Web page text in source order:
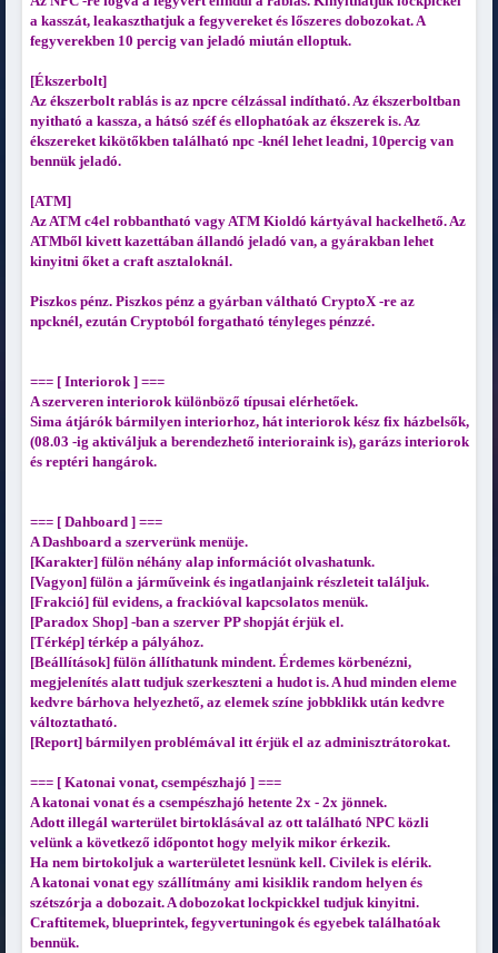
a kasszát, leakaszthatjuk a fegyvereket és lőszeres dobozokat. A
fegyverekben 10 percig van jeladó miután elloptuk.
[Ékszerbolt]
Az ékszerbolt rablás is az npcre célzással indítható. Az ékszerboltban
nyitható a kassza, a hátsó széf és ellophatóak az ékszerek is. Az
ékszereket kikötőkben található npc -knél lehet leadni, 10percig van
bennük jeladó.
[ATM]
Az ATM c4el robbantható vagy ATM Kioldó kártyával hackelhető. Az
ATMből kivett kazettában állandó jeladó van, a gyárakban lehet
kinyitni őket a craft asztaloknál.
Piszkos pénz. Piszkos pénz a gyárban váltható CryptoX -re az
npcknél, ezután Cryptoból forgatható tényleges pénzzé.
=== [ Interiorok ] ===
A szerveren interiorok különböző típusai elérhetőek.
Sima átjárók bármilyen interiorhoz, hát interiorok kész fix házbelsők,
(08.03 -ig aktiváljuk a berendezhető interioraink is), garázs interiorok
és reptéri hangárok.
=== [ Dahboard ] ===
A Dashboard a szerverünk menüje.
[Karakter] fülön néhány alap információt olvashatunk.
[Vagyon] fülön a járműveink és ingatlanjaink részleteit találjuk.
[Frakció] fül evidens, a frackióval kapcsolatos menük.
[Paradox Shop] -ban a szerver PP shopját érjük el.
[Térkép] térkép a pályához.
[Beállítások] fülön állíthatunk mindent. Érdemes körbenézni,
megjelenítés alatt tudjuk szerkeszteni a hudot is. A hud minden eleme
kedvre bárhova helyezhető, az elemek színe jobbklikk után kedvre
változtatható.
[Report] bármilyen problémával itt érjük el az adminisztrátorokat.
=== [ Katonai vonat, csempészhajó ] ===
A katonai vonat és a csempészhajó hetente 2x - 2x jönnek.
Adott illegál warterület birtoklásával az ott található NPC közli
velünk a következő időpontot hogy melyik mikor érkezik.
Ha nem birtokoljuk a warterületet lesnünk kell. Civilek is elérik.
A katonai vonat egy szállítmány ami kisiklik random helyen és
szétszórja a dobozait. A dobozokat lockpickkel tudjuk kinyitni.
Craftitemek, blueprintek, fegyvertuningok és egyebek találhatóak
bennük.